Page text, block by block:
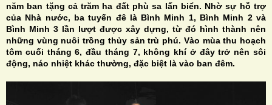
năm ban tặng cả trăm ha đất phù sa lấn biển. Nhờ sự hỗ trợ
của Nhà nước, ba tuyến đê là Bình Minh 1, Bình Minh 2 và
Bình Minh 3 lần lượt được xây dựng, từ đó hình thành nên
những vùng nuôi trồng thủy sản trù phú. Vào mùa thu hoạch
tôm cuối tháng 6, đầu tháng 7, không khí ở đây trở nên sôi
động, náo nhiệt khác thường, đặc biệt là vào ban đêm.